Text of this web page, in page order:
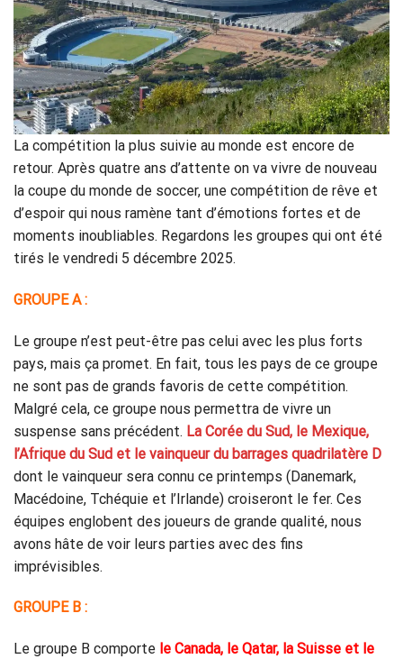
La compétition la plus suivie au monde est encore de
retour. Après quatre ans d’attente on va vivre de nouveau
la coupe du monde de soccer, une compétition de rêve et
d’espoir qui nous ramène tant d’émotions fortes et de
moments inoubliables. Regardons les groupes qui ont été
tirés le vendredi 5 décembre 2025.
GROUPE A :
Le groupe n’est peut-être pas celui avec les plus forts
pays, mais ça promet. En fait, tous les pays de ce groupe
ne sont pas de grands favoris de cette compétition.
Malgré cela, ce groupe nous permettra de vivre un
suspense sans précédent. La Corée du Sud, le Mexique,
l’Afrique du Sud et le vainqueur du barrages quadrilatère D
dont le vainqueur sera connu ce printemps (Danemark,
Macédoine, Tchéquie et l’Irlande) croiseront le fer. Ces
équipes englobent des joueurs de grande qualité, nous
avons hâte de voir leurs parties avec des fins
imprévisibles.
GROUPE B :
Le groupe B comporte le Canada, le Qatar, la Suisse et le